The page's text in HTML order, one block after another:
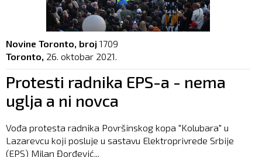
Novine Toronto, broj 1709
Toronto, 26. oktobar 2021.
Protesti radnika EPS-a - nema
uglja a ni novca
Vođa protesta radnika Površinskog kopa "Kolubara" u
Lazarevcu koji posluje u sastavu Elektroprivrede Srbije
(EPS) Milan Đorđević...